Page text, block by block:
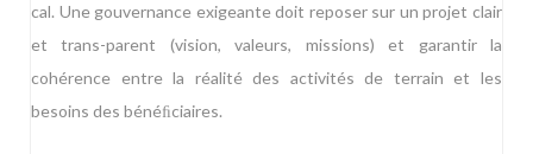
cal. Une gouvernance exigeante doit reposer sur un projet clair
et trans-parent (vision, valeurs, missions) et garantir la
cohérence entre la réalité des activités de terrain et les
besoins des bénéﬁciaires.